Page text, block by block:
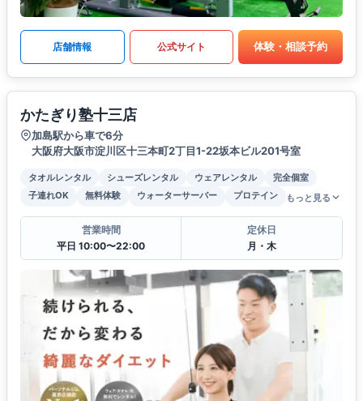
店舗情報 公式サイト 体験・相談予約
かたぎり塾十三店
加島駅から車で6分
大阪府大阪市淀川区十三本町2丁目1-22坂本ビル201号室
タオルレンタル シューズレンタル ウェアレンタル
完全個室
子連れOK
無料体験 ウォーターサーバー プロテイン もっと見る
営業時間
平日 10:00〜22:00
定休日
月・木